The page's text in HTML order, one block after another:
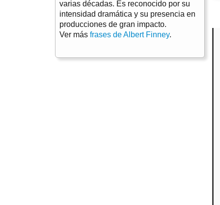
varias décadas. Es reconocido por su
intensidad dramática y su presencia en
producciones de gran impacto.
Ver más frases de Albert Finney.